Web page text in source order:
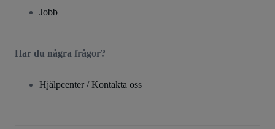
Jobb
Har du några frågor?
Hjälpcenter / Kontakta oss